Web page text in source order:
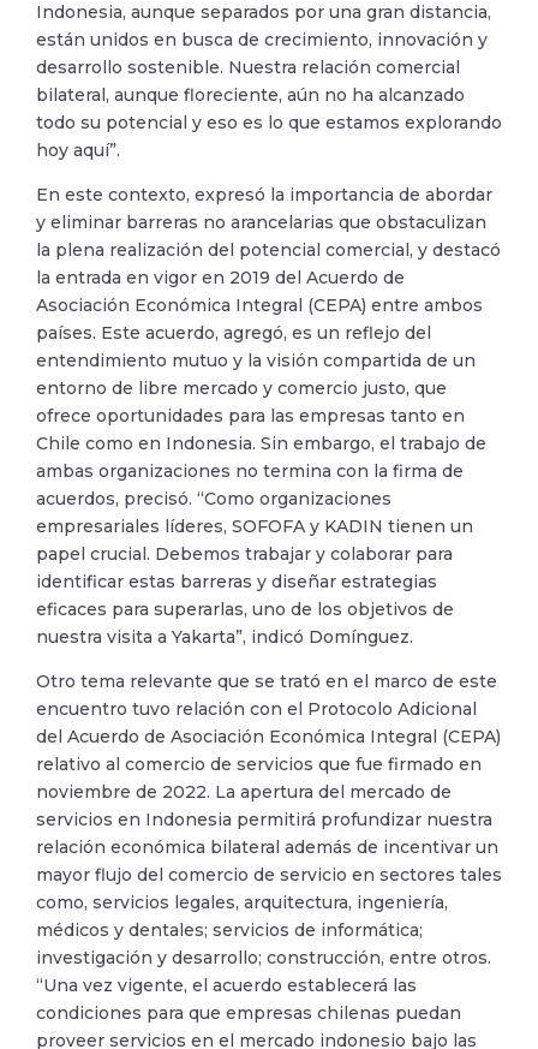
Indonesia, aunque separados por una gran distancia,
están unidos en busca de crecimiento, innovación y
desarrollo sostenible. Nuestra relación comercial
bilateral, aunque floreciente, aún no ha alcanzado
todo su potencial y eso es lo que estamos explorando
hoy aquí”.
En este contexto, expresó la importancia de abordar
y eliminar barreras no arancelarias que obstaculizan
la plena realización del potencial comercial, y destacó
la entrada en vigor en 2019 del Acuerdo de
Asociación Económica Integral (CEPA) entre ambos
países. Este acuerdo, agregó, es un reflejo del
entendimiento mutuo y la visión compartida de un
entorno de libre mercado y comercio justo, que
ofrece oportunidades para las empresas tanto en
Chile como en Indonesia. Sin embargo, el trabajo de
ambas organizaciones no termina con la firma de
acuerdos, precisó. “Como organizaciones
empresariales líderes, SOFOFA y KADIN tienen un
papel crucial. Debemos trabajar y colaborar para
identificar estas barreras y diseñar estrategias
eficaces para superarlas, uno de los objetivos de
nuestra visita a Yakarta”, indicó Domínguez.
Otro tema relevante que se trató en el marco de este
encuentro tuvo relación con el Protocolo Adicional
del Acuerdo de Asociación Económica Integral (CEPA)
relativo al comercio de servicios que fue firmado en
noviembre de 2022. La apertura del mercado de
servicios en Indonesia permitirá profundizar nuestra
relación económica bilateral además de incentivar un
mayor flujo del comercio de servicio en sectores tales
como, servicios legales, arquitectura, ingeniería,
médicos y dentales; servicios de informática;
investigación y desarrollo; construcción, entre otros.
“Una vez vigente, el acuerdo establecerá las
condiciones para que empresas chilenas puedan
proveer servicios en el mercado indonesio bajo las